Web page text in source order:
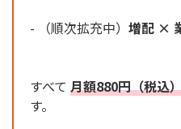
- （順次拡充中） 増配 ×
すべて 月額880円（税込
す。